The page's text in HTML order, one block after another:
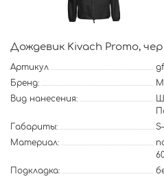
Дождевик Kivach Promo,
Артикул
Бренд:
Вид нанесения:
Габариты:
Материал:
Подкладка: